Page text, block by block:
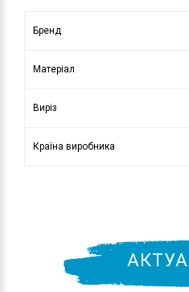
Бренд
Матеріал
Виріз
Країна виробника